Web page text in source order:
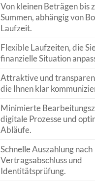
Von kleinen Beträgen bis
Summen, abhängig von
Laufzeit.
Flexible Laufzeiten, die
finanzielle Situation
Attraktive und
die Ihnen klar
Minimierte
digitale Prozesse und
Abläufe.
Schnelle Auszahlung nach
Vertragsabschluss und
Identitätsprüfung.